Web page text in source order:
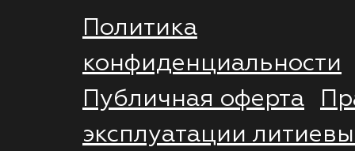
Политика
конфиденциальности
Публичная оферта
эксплуатации